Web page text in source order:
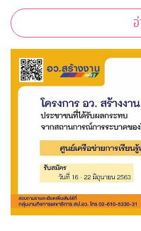
บาท ร่วมสมทบทุนสงเครา
ทบจากการแพร่ระบาดของเ